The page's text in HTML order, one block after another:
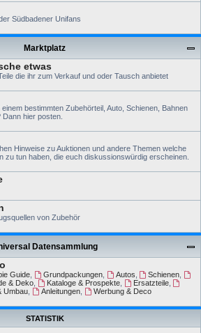
Südbadener Unifans
Marktplatz
etwas
die ihr zum Verkauf und oder Tausch anbietet
bestimmten Zubehörteil, Auto, Schienen, Bahnen
hier posten.
Hinweise zu Auktionen und andere Themen welche
zu tun haben, die euch diskussionswürdig erscheinen.
von Zubehör
Datensammlung
Guide, Grundpackungen, Autos Schienen
& Deko, Kataloge & Prospekte, Ersatzteile,
Umbau, Anleitungen,
Werbung & Deco
STATISTIK